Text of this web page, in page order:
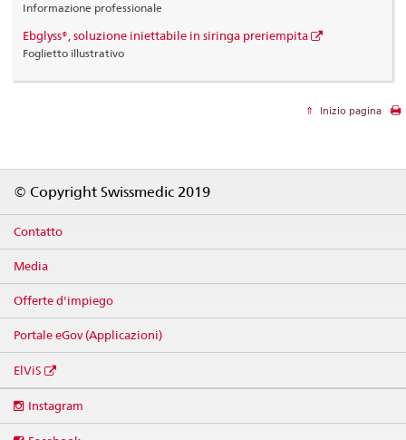
Informazione professionale
Ebglyss®, soluzione iniettabile in siringa preriempita
Foglietto illustrativo
Inizio pagina
© Copyright Swissmedic 2019
Contatto
Media
Offerte d'impiego
Portale eGov (Applicazioni)
ElViS
media
Instagram